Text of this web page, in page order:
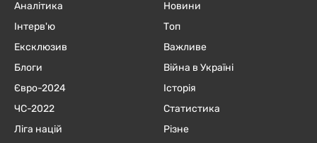
Аналітика
Інтерв'ю
Ексклюзив
Блоги
Євро-2024
ЧC-2022
Ліга націй
Новини
Топ
Важливе
Війна в Україні
Історія
Статистика
Різне